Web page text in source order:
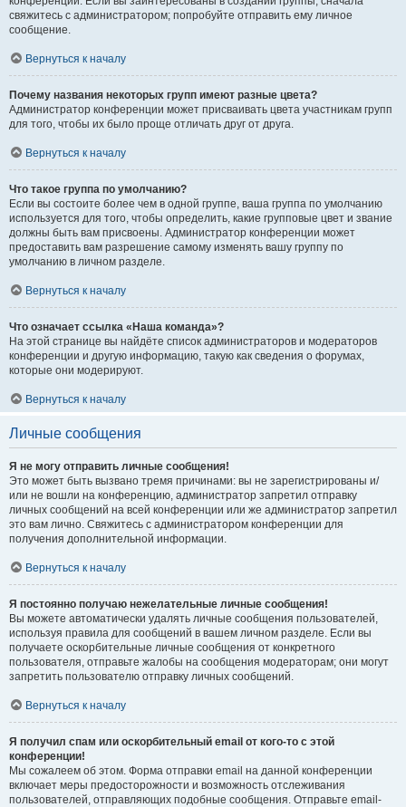
свяжитесь с администратором; попробуйте отправить ему личное
сообщение.
Вернуться к началу
Почему названия некоторых групп имеют разные цвета?
Администратор конференции может присваивать цвета участникам групп
для того, чтобы их было проще отличать друг от друга.
Вернуться к началу
Что такое группа по умолчанию?
Если вы состоите более чем в одной группе, ваша группа по умолчанию
используется для того, чтобы определить, какие групповые цвет и звание
должны быть вам присвоены. Администратор конференции может
предоставить вам разрешение самому изменять вашу группу по
умолчанию в личном разделе.
Вернуться к началу
Что означает ссылка «Наша команда»?
На этой странице вы найдёте список администраторов и модераторов
конференции и другую информацию, такую как сведения о форумах,
которые они модерируют.
Вернуться к началу
Личные сообщения
Я не могу отправить личные сообщения!
Это может быть вызвано тремя причинами: вы не зарегистрированы и/
или не вошли на конференцию, администратор запретил отправку
личных сообщений на всей конференции или же администратор запретил
это вам лично. Свяжитесь с администратором конференции для
получения дополнительной информации.
Вернуться к началу
Я постоянно получаю нежелательные личные сообщения!
Вы можете автоматически удалять личные сообщения пользователей,
используя правила для сообщений в вашем личном разделе. Если вы
получаете оскорбительные личные сообщения от конкретного
пользователя, отправьте жалобы на сообщения модераторам; они могут
запретить пользователю отправку личных сообщений.
Вернуться к началу
Я получил спам или оскорбительный email от кого-то с этой
конференции!
Мы сожалеем об этом. Форма отправки email на данной конференции
включает меры предосторожности и возможность отслеживания
пользователей, отправляющих подобные сообщения. Отправьте email-